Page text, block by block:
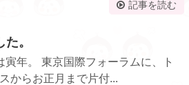
記事を読む
。
年。 東京国際フォーラムに、ト
からお正月まで片付...